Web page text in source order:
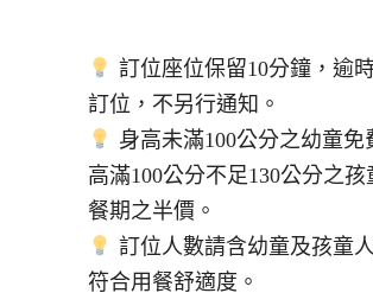
訂位座位保留10分鐘，逾
訂位，不另行通知。
身高未滿100公分之幼童免
高滿100公分不足130公分之孩
餐期之半價。
訂位人數請含幼童及孩童
符合用餐舒適度。